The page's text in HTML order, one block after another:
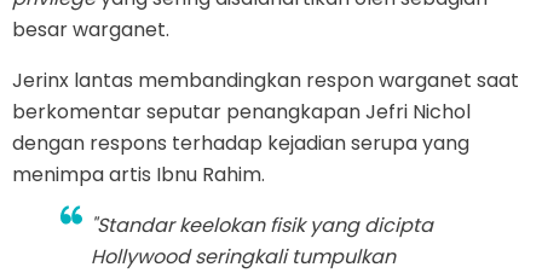
besar warganet.
Jerinx lantas membandingkan respon warganet saat
berkomentar seputar penangkapan Jefri Nichol
dengan respons terhadap kejadian serupa yang
menimpa artis Ibnu Rahim.
"Standar keelokan fisik yang dicipta
Hollywood seringkali tumpulkan